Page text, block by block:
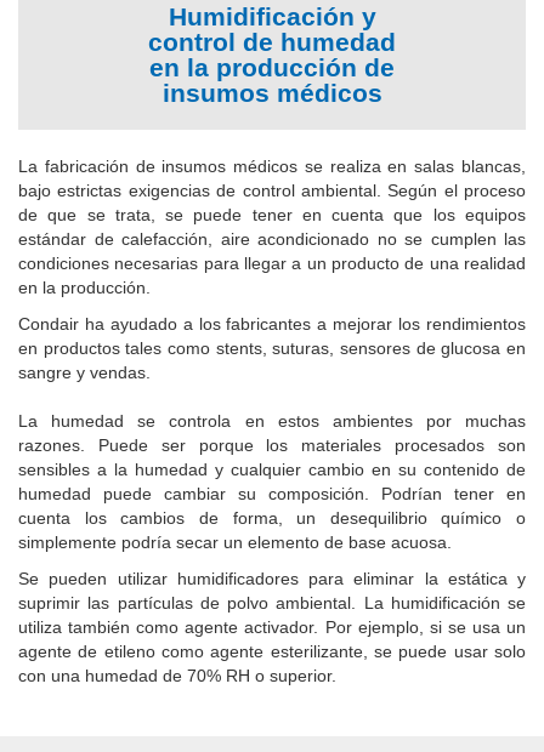
Humidificación y
control de humedad
en la producción de
insumos médicos
La fabricación de insumos médicos se realiza en salas blancas,
bajo estrictas exigencias de control ambiental.Según el proceso
de que se trata, se puede tener en cuenta que los equipos
estándar de calefacción, aire acondicionado no se cumplen las
condiciones necesarias para llegar a un producto de una realidad
en la producción.
Condair ha ayudado a los fabricantes a mejorar los rendimientos
en productos tales como stents, suturas, sensores de glucosa en
sangre y vendas.
La humedad se controla en estos ambientes por muchas
razones. Puede ser porque los materiales procesados ​​son
sensibles a la humedad y cualquier cambio en su contenido de
humedad puede cambiar su composición. Podrían tener en
cuenta los cambios de forma, un desequilibrio químico o
simplemente podría secar un elemento de base acuosa.
Se pueden utilizar humidificadores para eliminar la estática y
suprimir las partículas de polvo ambiental. La humidificación se
utiliza también como agente activador. Por ejemplo, si se usa un
agente de etileno como agente esterilizante, se puede usar solo
con una humedad de 70% RH o superior.